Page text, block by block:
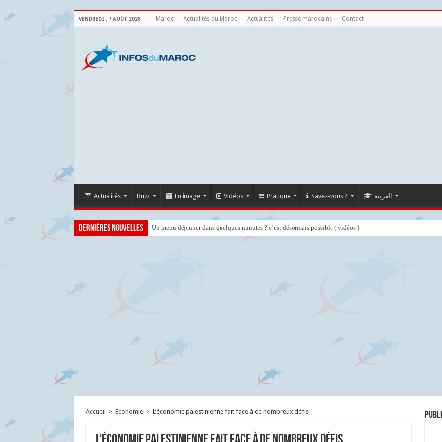
VENDREDI , 7 AOÛT 2026 Maroc Actualités du Maroc Actualités Presse marocaine Contact
Actualités Buzz En image Vidéos Pratique Savez-vous ? العربية
Dernières nouvelles Un menu déjeuner dans quelques minutes ? c’est désormais possible ( vidéos )
Accueil > Economie > L’économie palestinienne fait face à de nombreux défis